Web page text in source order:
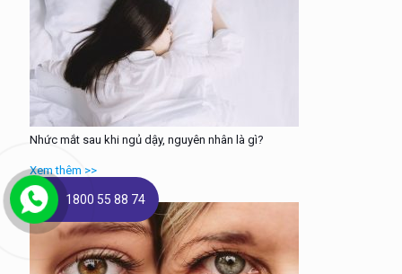
Nhức mắt sau khi ngủ dậy, nguyên nhân là gì?
Xem thêm >>
1800 55 88 74